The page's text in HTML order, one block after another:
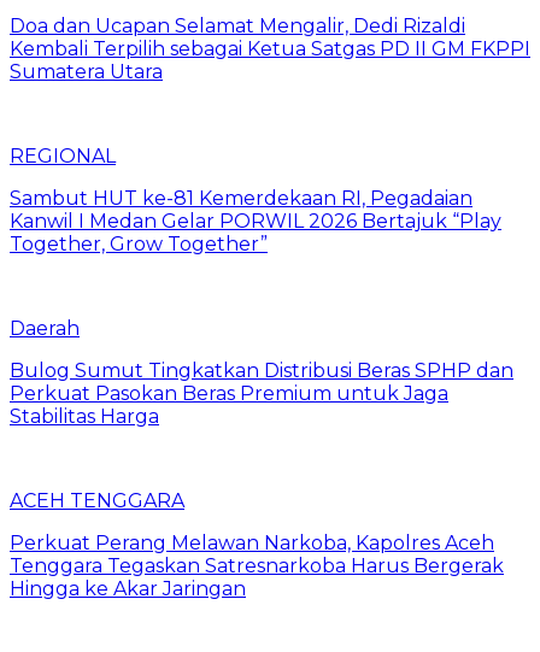
Doa dan Ucapan Selamat Mengalir, Dedi Rizaldi
Kembali Terpilih sebagai Ketua Satgas PD II GM FKPPI
Sumatera Utara
REGIONAL
Sambut HUT ke-81 Kemerdekaan RI, Pegadaian
Kanwil I Medan Gelar PORWIL 2026 Bertajuk “Play
Together, Grow Together”
Daerah
Bulog Sumut Tingkatkan Distribusi Beras SPHP dan
Perkuat Pasokan Beras Premium untuk Jaga
Stabilitas Harga
ACEH TENGGARA
Perkuat Perang Melawan Narkoba, Kapolres Aceh
Tenggara Tegaskan Satresnarkoba Harus Bergerak
Hingga ke Akar Jaringan